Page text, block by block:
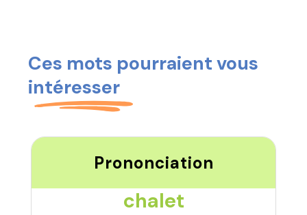
Ces mots pourraient vous
intéresser
Prononciation
chalet